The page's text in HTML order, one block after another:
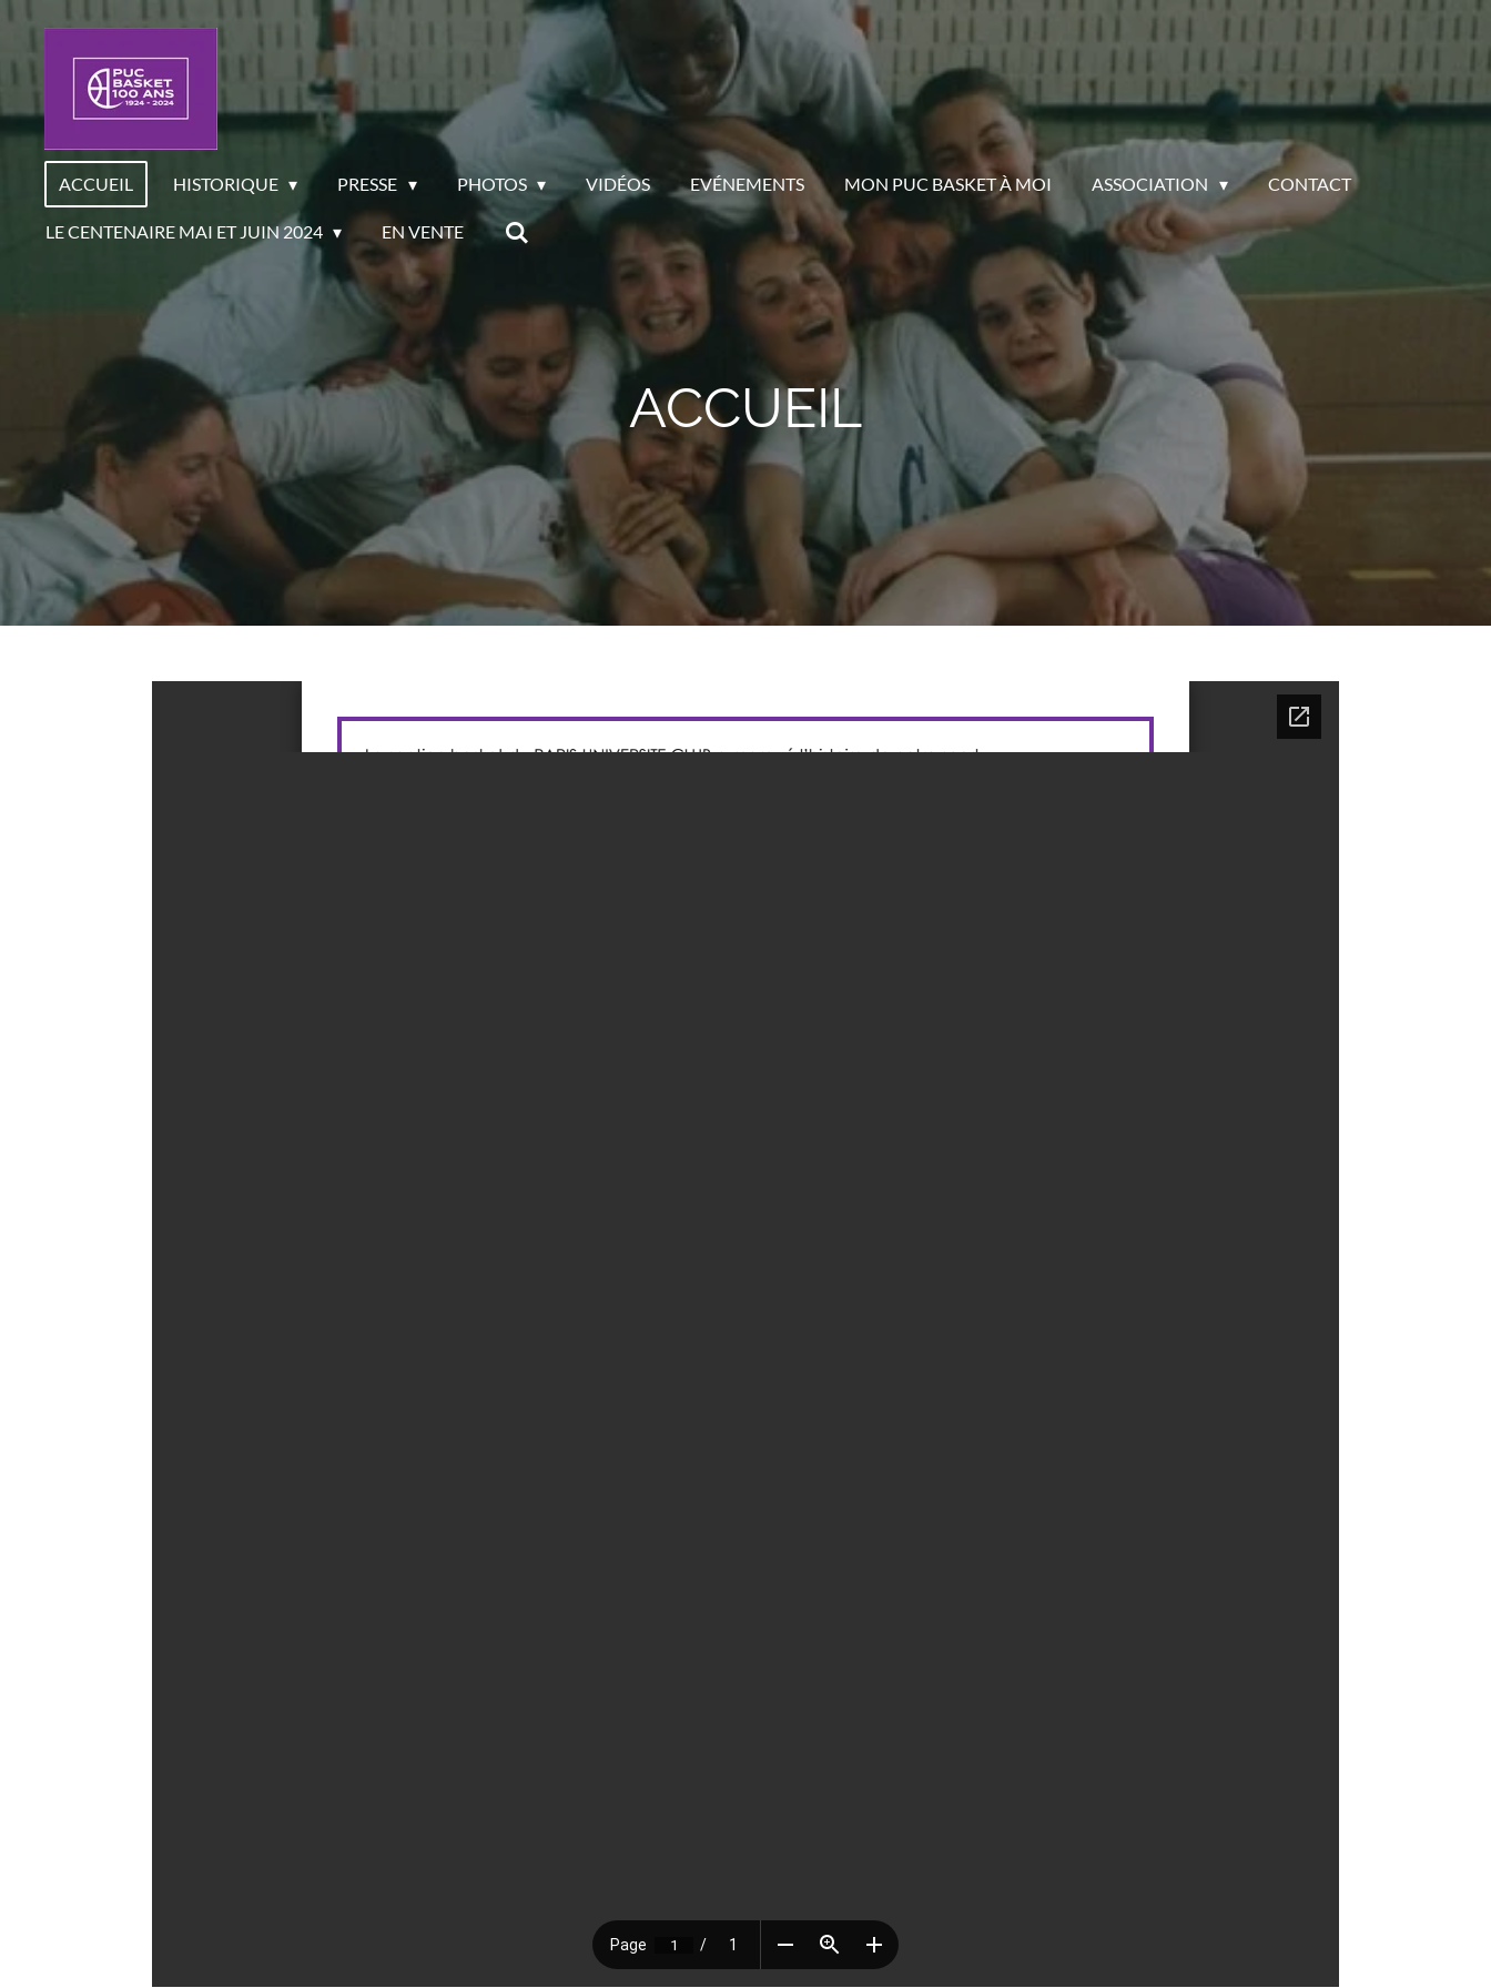
Passer
au
principal
ACCUEIL HISTORIQUE PRESSE PHOTOS VIDÉOS EVÉNEMENTS MON PUC BASKET À MOI ASSOCIATION CONTACT
LE CENTENAIRE MAI ET JUIN 2024 EN VENTE
ACCUEIL